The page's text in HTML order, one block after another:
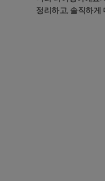
정리하고, 솔직하게